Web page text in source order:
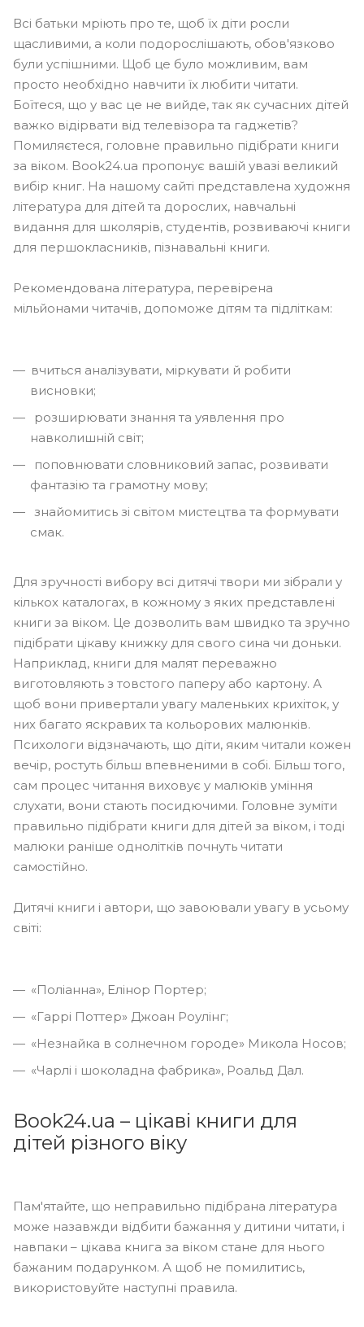
Всі батьки мріють про те, щоб їх діти росли
щасливими, а коли подорослішають, обов'язково
були успішними. Щоб це було можливим, вам
просто необхідно навчити їх любити читати.
Боїтеся, що у вас це не вийде, так як сучасних дітей
важко відірвати від телевізора та гаджетів?
Помиляєтеся, головне правильно підібрати книги
за віком. Book24.ua пропонує вашій увазі великий
вибір книг. На нашому сайті представлена ​​художня
література для дітей та дорослих, навчальні
видання для школярів, студентів, розвиваючі книги
для першокласників, пізнавальні книги.
Рекомендована література, перевірена
мільйонами читачів, допоможе дітям та підліткам:
вчиться аналізувати, міркувати й робити
висновки;
розширювати знання та уявлення про
навколишній світ;
поповнювати словниковий запас, розвивати
фантазію та грамотну мову;
знайомитись зі світом мистецтва та формувати
смак.
Для зручності вибору всі дитячі твори ми зібрали у
кількох каталогах, в кожному з яких представлені
книги за віком. Це дозволить вам швидко та зручно
підібрати цікаву книжку для свого сина чи доньки.
Наприклад, книги для малят переважно
виготовляють з товстого паперу або картону. А
щоб вони привертали увагу маленьких крихіток, у
них багато яскравих та кольорових малюнків.
Психологи відзначають, що діти, яким читали кожен
вечір, ростуть більш впевненими в собі. Більш того,
сам процес читання виховує у малюків уміння
слухати, вони стають посидючими. Головне зуміти
правильно підібрати книги для дітей за віком, і тоді
малюки раніше однолітків почнуть читати
самостійно.
Дитячі книги і автори, що завоювали увагу в усьому
світі:
«Поліанна», Елінор Портер;
«Гаррі Поттер» Джоан Роулінг;
«Незнайка в солнечном городе» Микола Носов;
«Чарлі і шоколадна фабрика», Роальд Дал.
Book24.ua – цікаві книги для
дітей різного віку
Пам'ятайте, що неправильно підібрана література
може назавжди відбити бажання у дитини читати, і
навпаки – цікава книга за віком стане для нього
бажаним подарунком. А щоб не помилитись,
використовуйте наступні правила.